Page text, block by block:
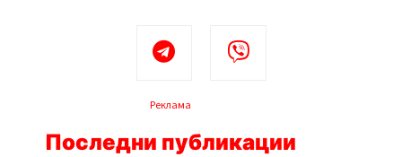
Реклама
Последни публикации